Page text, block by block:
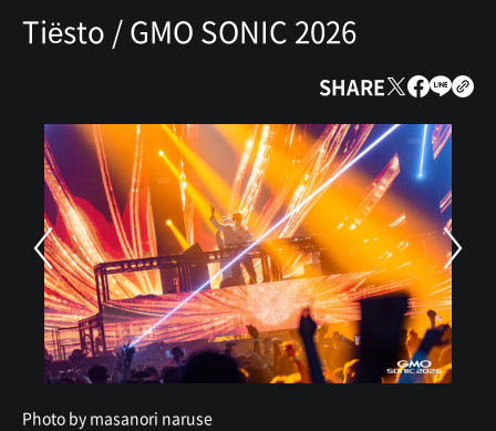
Tiësto / GMO SONIC 2026
SHARE
Photo by masanori naruse